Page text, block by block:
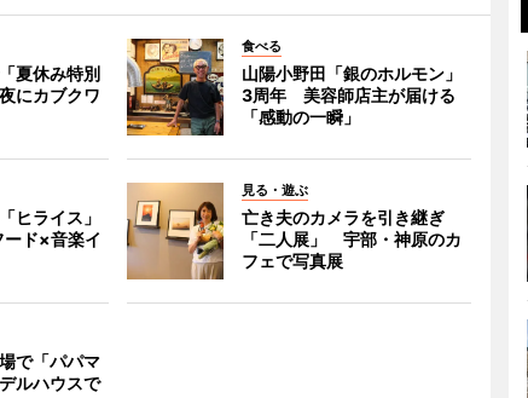
夏休み特別
にカブクワ
食べる
山陽小野田「銀のホルモン」
3周年 美容師店主が届ける
「感動の一瞬」
ヒライス」
ド×音楽イ
見る・遊ぶ
亡き夫のカメラを引き継ぎ
「二人展」 宇部・神原のカ
フェで写真展
で「パパマ
ルハウスで